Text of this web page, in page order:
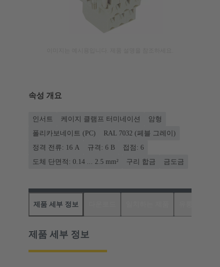
속성 개요
인서트 케이지 클램프 터미네이션
암형
폴리카보네이트 (PC)
RAL 7032 (페블 그레이)
정격 전류: ‌16 A
규격: 6 B
접점: 6
도체 단면적: 0.14 ... 2.5 mm²
구리 합금 금도금
제품 세부 정보
제품 세부 정보